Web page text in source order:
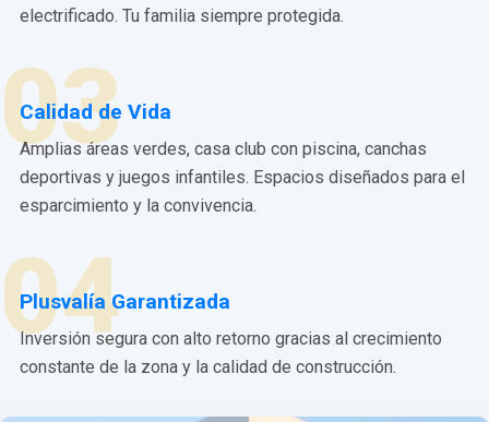
electrificado. Tu familia siempre protegida.
03
Calidad de Vida
Amplias áreas verdes, casa club con piscina, canchas
deportivas y juegos infantiles. Espacios diseñados para el
esparcimiento y la convivencia.
04
Plusvalía Garantizada
Inversión segura con alto retorno gracias al crecimiento
constante de la zona y la calidad de construcción.